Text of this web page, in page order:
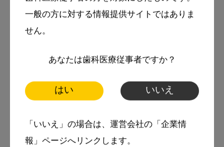
一般の方に対する情報提供サイトではありま
せん。
あなたは歯科医療従事者ですか？
はい いいえ
「いいえ」の場合は、運営会社の「企業情
報」ページへリンクします。
称と主な事務所の所在地）
4.開設の場所
5.管理者の住所と氏名
6.業務に従事する者の氏名
7.構造設備の概要および平面図